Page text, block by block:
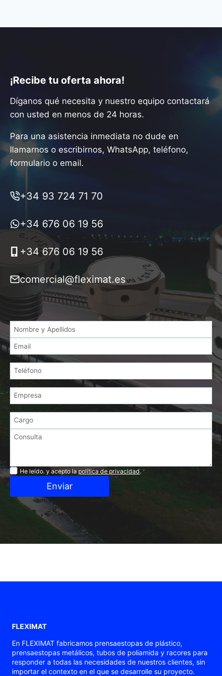
¡Recibe tu oferta ahora!
Díganos qué necesita y nuestro equipo contactará
con usted en menos de 24 horas.
Para una asistencia inmediata no dude en
llamarnos o escribirnos, WhatsApp, teléfono,
formulario o email.
+34 93 724 71 70
+34 676 06 19 56
+34 676 06 19 56
comercial@fleximat.es
Privacidad
He leído. y acepto lapolítica de privacidad. *
Enviar
FLEXIMAT
En FLEXIMAT fabricamos prensaestopas de plástico,
prensaestopas metálicos, tubos de poliamida y racores para
responder a todas las necesidades de nuestros clientes, sin
importar el contexto en el que se desarrolle su proyecto.